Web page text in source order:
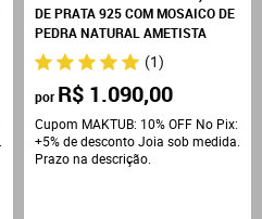
DE PRATA 925 COM MOSAICO DE
PEDRA NATURAL AMETISTA
(1)
por R$ 1.090,00
Cupom MAKTUB: 10% OFF No Pix:
+5% de desconto Joia sob medida.
Prazo na descrição.